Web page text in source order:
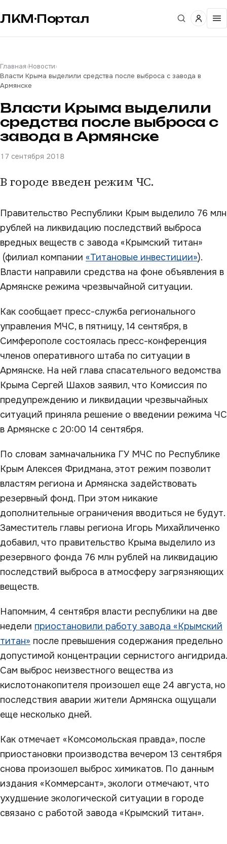
ЛКМ·Портал
Главная›Новости›
Власти Крыма выделили средства после выброса с завода в
Армянске
Власти Крыма выделили
средства после выброса с
завода в Армянске
17 сентября 2018
В городе введен режим ЧС.
Правительство Республики Крым выделило 76 млн
рублей на ликвидацию последствий выброса
вредных веществ с завода «Крымский титан»
(филиал компании «Титановые инвестиции»).
Власти направили средства на фоне объявления в
Армянске режима чрезвычайной ситуации.
Как сообщает пресс-служба регионального
управления МЧС, в пятницу, 14 сентября, в
Симферополе состоялась пресс-конференция
членов оперативного штаба по ситуации в
Армянске. На ней глава спасательного ведомства
Крыма Сергей Шахов заявил, что Комиссия по
предупреждению и ликвидации чрезвычайных
ситуаций приняла решение о введении режима ЧС
в Армянске с 20:00 14 сентября.
По словам замначальника ГУ МЧС по Республике
Крым Алексея Фридмана, этот режим позволит
властям региона и Армянска задействовать
резервный фонд. При этом никакие
дополнительные ограничения вводиться не будут.
Заместитель главы региона Игорь Михайличенко
добавил, что правительство Крыма выделило из
резервного фонда 76 млн рублей на ликвидацию
последствий выброса в атмосферу загрязняющих
веществ.
Напомним, 4 сентября власти республики на две
недели приостановили работу завода «Крымский
титан» после превышения содержания предельно
допустимой концентрации сернистого ангидрида.
Сам выброс неизвестного вещества из
кислотонакопителя произошел еще 24 августа, но
последствия аварии жители Армянска ощущали
еще несколько дней.
Как отмечает «Комсомольская правда», после
приостановки производства вечером 13 сентября
снова произошел выброс химикатов. По данным
издания «Коммерсант», экологи отмечают, что
ухудшение экологической ситуации в городе
связано с работой завода «Крымский титан».